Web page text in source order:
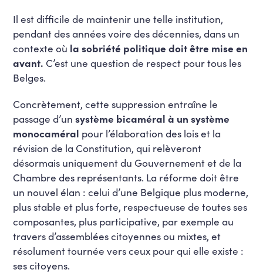
Il est difficile de maintenir une telle institution,
pendant des années voire des décennies, dans un
contexte où la sobriété politique doit être mise en
avant. C’est une question de respect pour tous les
Belges.
Concrètement, cette suppression entraîne le
passage d’un système bicaméral à un système
monocaméral pour l’élaboration des lois et la
révision de la Constitution, qui relèveront
désormais uniquement du Gouvernement et de la
Chambre des représentants. La réforme doit être
un nouvel élan : celui d’une Belgique plus moderne,
plus stable et plus forte, respectueuse de toutes ses
composantes, plus participative, par exemple au
travers d’assemblées citoyennes ou mixtes, et
résolument tournée vers ceux pour qui elle existe :
ses citoyens.